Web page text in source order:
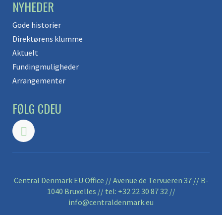
NYHEDER
Gode historier
Direktørens klumme
Aktuelt
Fundingmuligheder
Arrangementer
FØLG CDEU
Central Denmark EU Office // Avenue de Tervueren 37 // B-
1040 Bruxelles // tel: +32 22 30 87 32//
info@centraldenmark.eu